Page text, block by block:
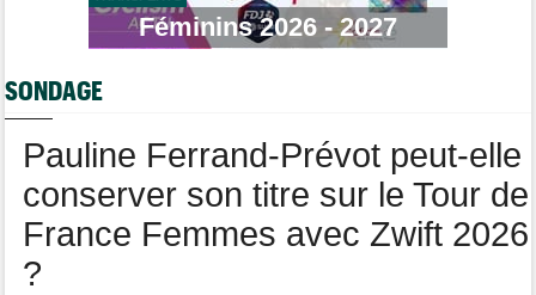
Tour de Pologne
Jan Christen : "J'ai dû me retenir pour ne pas attaquer trop tôt"
Kasia Niewiadoma fait coup double sur la 7e étape
Joao Almeida a abandonné après une nouvelle chute
Féminins 2026 - 2027
SONDAGE
Pauline Ferrand-Prévot peut-elle
conserver son titre sur le Tour de
France Femmes avec Zwift 2026
?